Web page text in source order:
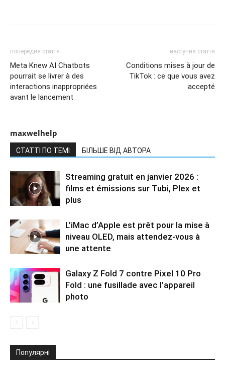
попередня стаття
Meta Knew AI Chatbots
pourrait se livrer à des
interactions inappropriées
avant le lancement
наступна стаття
Conditions mises à jour de
TikTok : ce que vous avez
accepté
maxwelhelp
СТАТТІ ПО ТЕМІ БІЛЬШЕ ВІД АВТОРА
Streaming gratuit en janvier 2026 :
films et émissions sur Tubi, Plex et
plus
L’iMac d’Apple est prêt pour la mise à
niveau OLED, mais attendez-vous à
une attente
Galaxy Z Fold 7 contre Pixel 10 Pro
Fold : une fusillade avec l’appareil
photo
Популярні